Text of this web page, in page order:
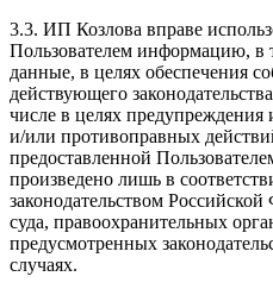
3.3. ИП Козлова вправе
Пользователем информацию, в
данные, в целях обеспечения
действующего
числе в целях
и/или противоправных
предоставленной
произведено лишь в
законодательством
суда, правоохранительных
предусмотренных
случаях.